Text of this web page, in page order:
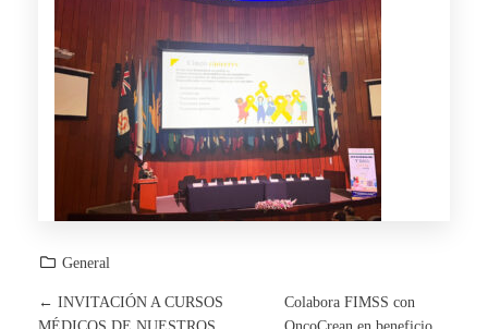
General
P
← INVITACIÓN A CURSOS
Colabora FIMSS con